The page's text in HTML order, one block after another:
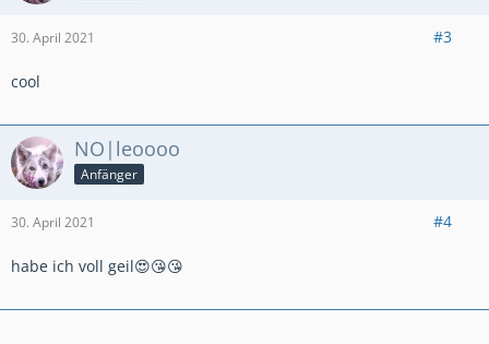
30. April 2021 #3
cool
NO|leoooo
Anfänger
30. April 2021 #4
habe ich voll geil😍😘😘